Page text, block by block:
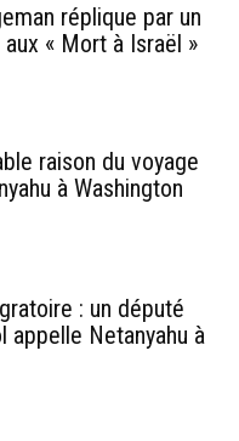
réplique par un
« Mort à Israël »
raison du voyage
à Washington
: un député
appelle Netanyahu à